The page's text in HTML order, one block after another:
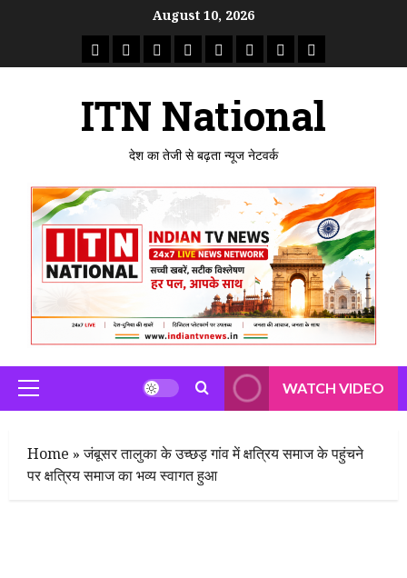
August 10, 2026
राष्ट्रीयताजा
उत्तर
मध्य
राजस्थान
पंजाब गुजरातमहाराष्ट्र
ITN National
देश का तेजी से बढ़ता न्यूज नेटवर्क
Primary
Menu
WATCH VIDEO
Home »जंबूसर तालुका के उच्छड़ गांव में क्षत्रिय समाज के पहुंचने
पर क्षत्रिय समाज का भव्य स्वागत हुआ